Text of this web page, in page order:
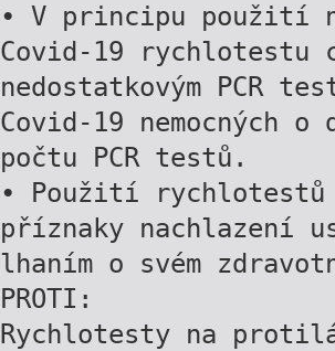
• V principu použití
Covid-19 rychlotestu
nedostatkovým PCR
Covid-19 nemocných
počtu PCR testů.
• Použití rychlotestů
příznaky nachlazení
lhaním o svém
PROTI:
Rychlotesty na